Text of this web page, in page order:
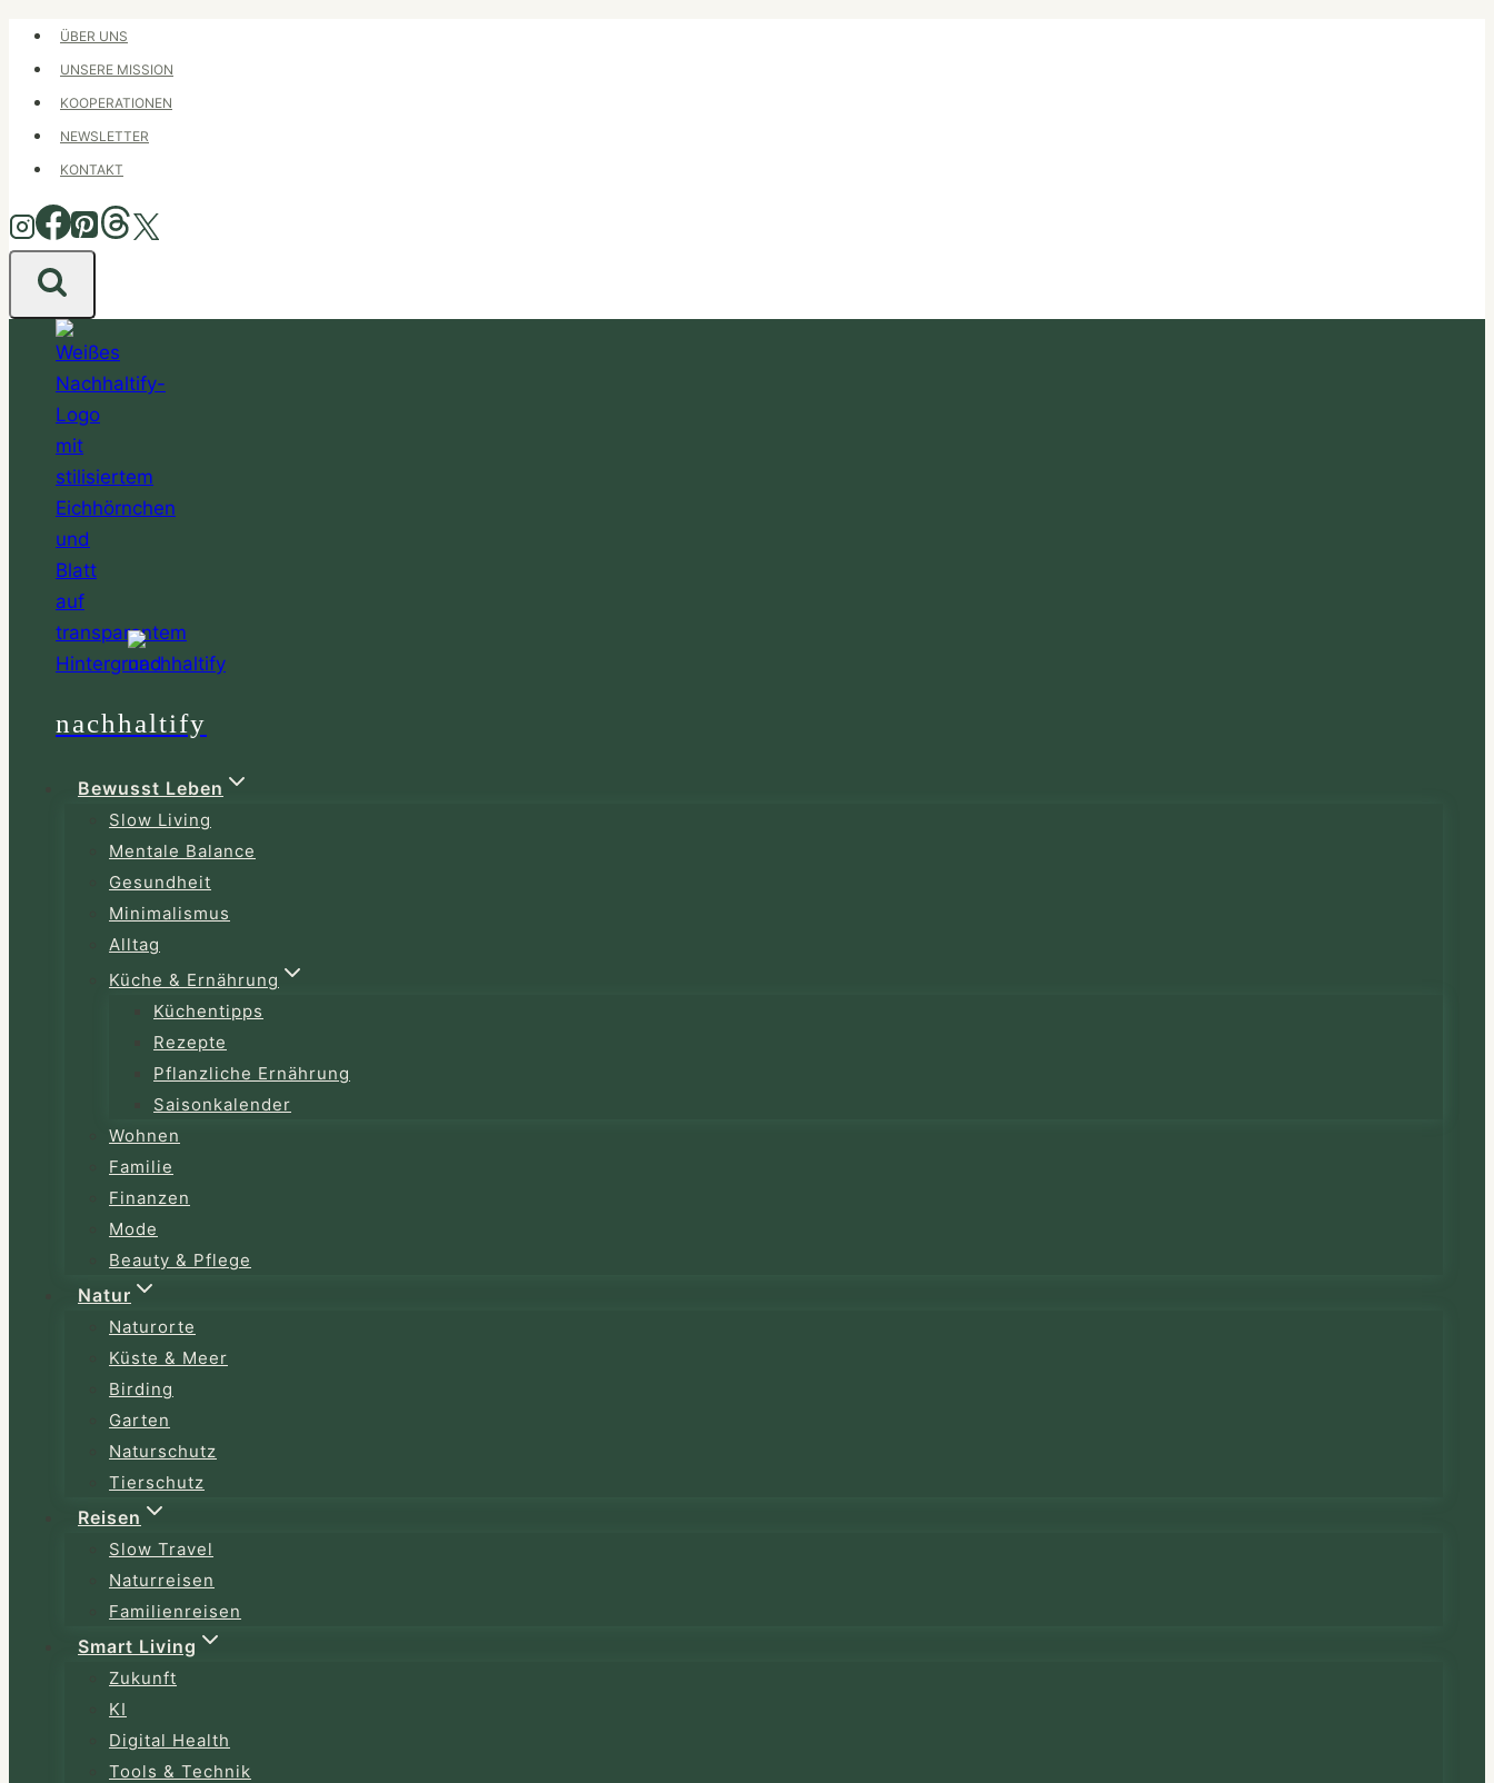
Zum
Inhalt
springen
ÜBER UNS
UNSERE MISSION
KOOPERATIONEN
NEWSLETTER
KONTAKT
nachhaltify
Bewusst Leben
Slow Living
Mentale Balance
Gesundheit
Minimalismus
Alltag
Küche & Ernährung
Küchentipps
Rezepte
Pflanzliche Ernährung
Saisonkalender
Wohnen
Familie
Finanzen
Mode
Beauty & Pflege
Natur
Naturorte
Küste & Meer
Birding
Garten
Naturschutz
Tierschutz
Reisen
Slow Travel
Naturreisen
Familienreisen
Smart Living
Zukunft
KI
Digital Health
Tools & Technik